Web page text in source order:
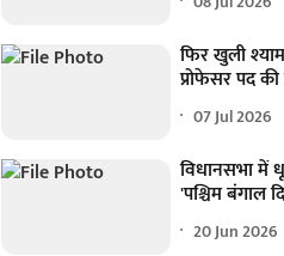
फिर खुली
प्रोफेसर पद
07 Jul 2026
विधानसभा में
'पश्चिम बंगाल
20 Jun 2026